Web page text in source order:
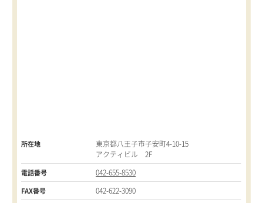
所在地
東京都八王子市子安町4-10-15
アクティビル 2F
電話番号
042-655-8530
FAX番号
042-622-3090